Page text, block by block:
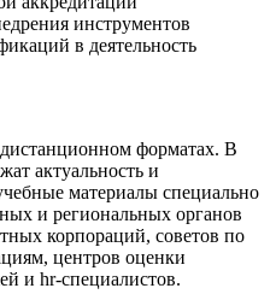
инструментов
в деятельность
форматах. В
актуальность и
материалы специально
и региональных органов
корпораций, советов по
центров оценки
и hr-специалистов.